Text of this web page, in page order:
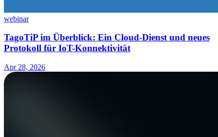
webinar
TagoTiP im Überblick: Ein Cloud-Dienst und neues
Protokoll für IoT-Konnektivität
Apr 28, 2026